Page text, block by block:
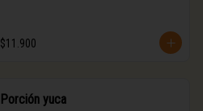
$11.900
Porción yuca